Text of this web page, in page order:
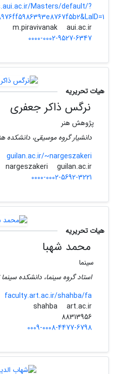
Masters/default/?
m.piravivanak
aui.ac.ir
0000-0002-9527-6347
هیات تحریریه
نرگس ذاکر جعفری
پژوهش هنر
دانشیار گروه موسیقی، دانشکده
guilan.ac.ir/~nargeszakeri
nargeszakeri
guilan.ac.ir
0000-0002-5692-3221
هیات تحریریه
محمد شهبا
سینما
استاد گروه سینما، دانشکده سینما
faculty.art.ac.ir/shahba/fa
shahba
art.ac.ir
0009-0008-4477-6798